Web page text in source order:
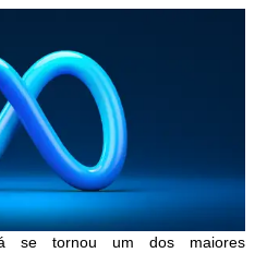
se tornou um dos maiores